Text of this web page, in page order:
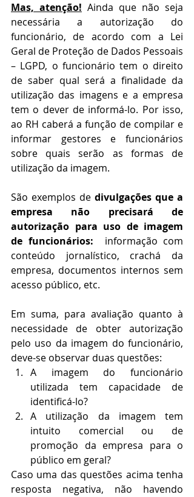
Mas, atenção! Ainda que não seja
necessária a autorização do
funcionário, de acordo com a Lei
Geral de Proteção de Dados Pessoais
– LGPD, o funcionário tem o direito
de saber qual será a finalidade da
utilização das imagens e a empresa
tem o dever de informá-lo. Por isso,
ao RH caberá a função de compilar e
informar gestores e funcionários
sobre quais serão as formas de
utilização da imagem.
São exemplos de divulgações que a
empresa não precisará de
autorização para uso de imagem
de funcionários:
  informação com
conteúdo jornalístico, crachá da
empresa, documentos internos sem
acesso público, etc.
Em suma, para avaliação quanto à
necessidade de obter autorização
pelo uso da imagem do funcionário,
deve-se observar duas questões:
A imagem do funcionário
utilizada tem capacidade de
identificá-lo?
A utilização da imagem tem
intuito comercial ou de
promoção da empresa para o
público em geral?
Caso uma das questões acima tenha
resposta negativa, não havendo